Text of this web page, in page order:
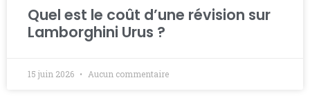
Quel est le coût d’une révision sur
Lamborghini Urus ?
15 juin 2026 Aucun commentaire